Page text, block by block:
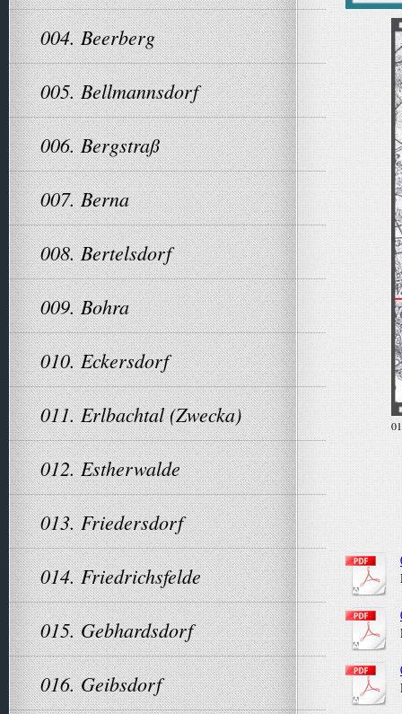
004. Beerberg
005. Bellmannsdorf
006. Bergstraß
007. Berna
008. Bertelsdorf
009. Bohra
010. Eckersdorf
011. Erlbachtal (Zwecka)
012. Estherwalde
013. Friedersdorf
014. Friedrichsfelde
015. Gebhardsdorf
016. Geibsdorf